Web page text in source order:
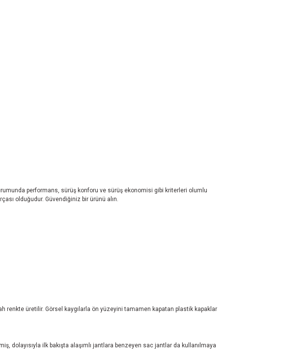
performans, sürüş konforu ve sürüş ekonomisi gibi kriterleri olumlu
olduğudur. Güvendiğiniz bir ürünü alın.
renkte üretilir. Görsel kaygılarla ön yüzeyini tamamen kapatan plastik kapaklar
dolayısıyla ilk bakışta alaşımlı jantlara benzeyen sac jantlar da kullanılmaya